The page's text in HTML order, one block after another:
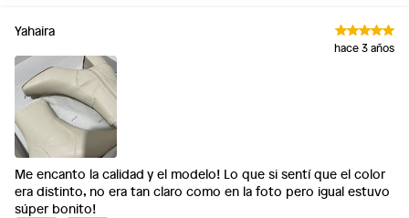
Yahaira
hace 3 años
Me encanto la calidad y el modelo! Lo que si sentí que el color
era distinto, no era tan claro como en la foto pero igual estuvo
súper bonito!